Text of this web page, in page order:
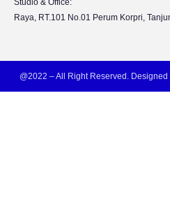
Studio &
Raya, RT.101 No.01 Perum Korpri,
@2022 – All Right Reserved.